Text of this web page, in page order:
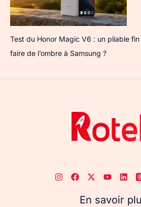
Test du Honor Magic V6 : un pliable
faire de l’ombre à Samsung ?
En savoir